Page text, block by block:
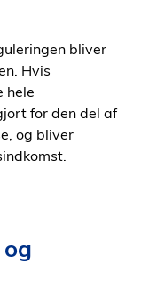
bliver
Hvis
hele
for den del af
og bliver